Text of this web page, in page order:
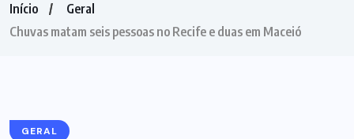
Início
Geral
Chuvas matam seis pessoas no Recife e duas em Maceió
GERAL